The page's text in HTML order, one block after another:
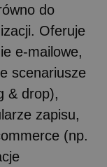
do
Oferuje
e-mailowe,
scenariusze
& drop),
zapisu,
(np.